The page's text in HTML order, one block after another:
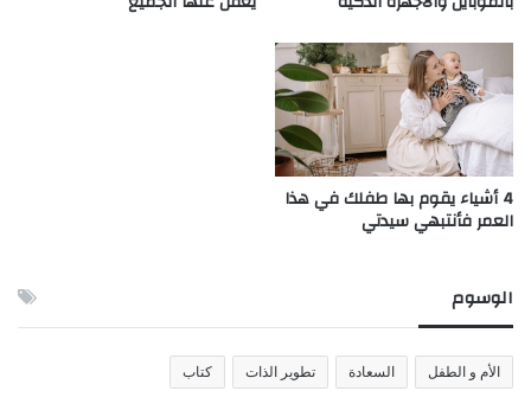
4 أشياء يقوم بها طفلك في هذا
العمر فأنتبهي سيدتي
الوسوم
الأم و الطفل السعادة تطوير الذات كتاب